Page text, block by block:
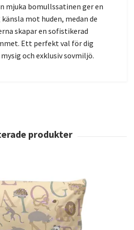
mjuka bomullssatinen ger en
mot huden, medan de
skapar en sofistikerad
Ett perfekt val för dig
och exklusiv sovmiljö.